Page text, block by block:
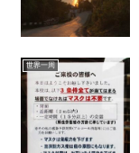
世界一周